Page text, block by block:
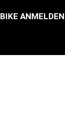
BIKE ANMELDEN